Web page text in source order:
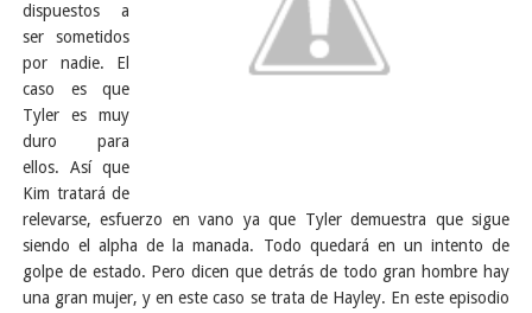
dispuestos a
ser sometidos
por nadie. El
caso es que
Tyler es muy
duro para
ellos. Así que
Kim tratará de
relevarse, esfuerzo en vano ya que Tyler demuestra que sigue
siendo el alpha de la manada. Todo quedará en un intento de
golpe de estado. Pero dicen que detrás de todo gran hombre hay
una gran mujer, y en este caso se trata de Hayley. En este episodio